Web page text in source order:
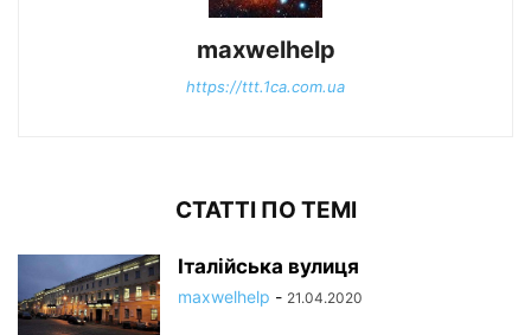
maxwelhelp
https://ttt.1ca.com.ua
СТАТТІ ПО ТЕМІ
Італійська вулиця
maxwelhelp - 21.04.2020